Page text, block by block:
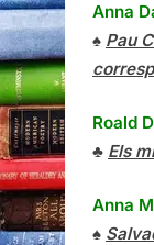
Anna
♠ Pau
Roald
♣ Els
Anna
♠